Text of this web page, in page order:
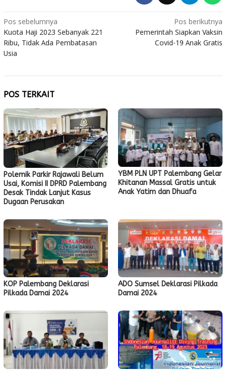
Navigasi
pos
Pos sebelumnya
Kuota Haji 2023 Sebanyak 221
Ribu, Tidak Ada Pembatasan
Usia
Pos berikutnya
Pemerintah Siapkan Vaksin
Covid-19 Anak Gratis
POS TERKAIT
Polemik Parkir Rajawali Belum
Usai, Komisi II DPRD Palembang
Desak Tindak Lanjut Kasus
Dugaan Perusakan
YBM PLN UPT Palembang Gelar
Khitanan Massal Gratis untuk
Anak Yatim dan Dhuafa
KOP Palembang Deklarasi
Pilkada Damai 2024
ADO Sumsel Deklarasi Pilkada
Damai 2024